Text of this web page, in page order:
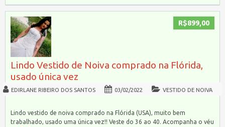
R$899,00
Lindo Vestido de Noiva comprado na Flórida,
usado única vez
EDIRLANE RIBEIRO DOS SANTOS 03/02/2022 VESTIDO DE NOIVA
Lindo vestido de noiva comprado na Flórida (USA), muito bem
trabalhado, usado uma única vez!! Veste do 36 ao 40. Acompanha o véu